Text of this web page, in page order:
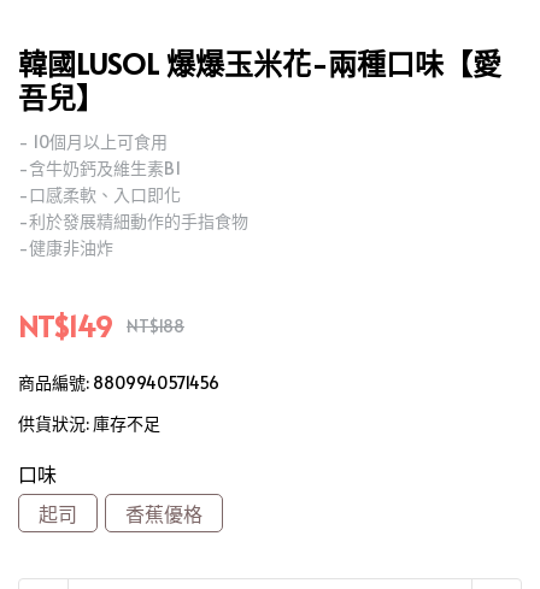
韓國LUSOL 爆爆玉米花-兩種口味【愛
吾兒】
- 10個月以上可食用
-含牛奶鈣及維生素B1
-口感柔軟、入口即化
-利於發展精細動作的手指食物
-健康非油炸
NT$149 NT$188
商品編號: 8809940571456
供貨狀況: 庫存不足
口味
起司
香蕉優格